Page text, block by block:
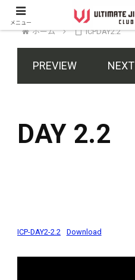
ホーム ICPDAY2.2
PREVIEW NEXT
DAY 2.2
ICP-DAY2-2.2 Download
メニュー